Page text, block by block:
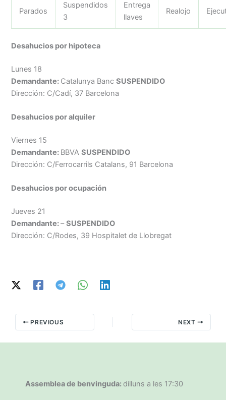
Parados
Suspendidos
3
Entrega
llaves
Realojo
Desahucios por hipoteca
Lunes 18
Demandante: Catalunya BancSUSPENDIDO
Dirección: C/Cadí, 37 Barcelona
Desahucios poralquiler
Viernes 15
Demandante: BBVASUSPENDIDO
Dirección: C/Ferrocarrils Catalans, 91 Barcelona
Desahucios porocupación
Jueves 21
Demandante:–SUSPENDIDO
Dirección: C/Rodes, 39 Hospitalet de Llobregat
PREVIOUS NEXT
Assemblea de benvinguda: dilluns a les 17:30